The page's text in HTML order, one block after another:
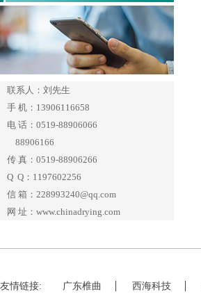
联系人：刘先生
手 机：13906116658
电 话：0519-88906066
88906166
传 真：0519-88906266
Q Q：1197602256
信 箱：228993240@qq.com
网 址：www.chinadrying.com
友情链接: 广东椎曲 西海科技